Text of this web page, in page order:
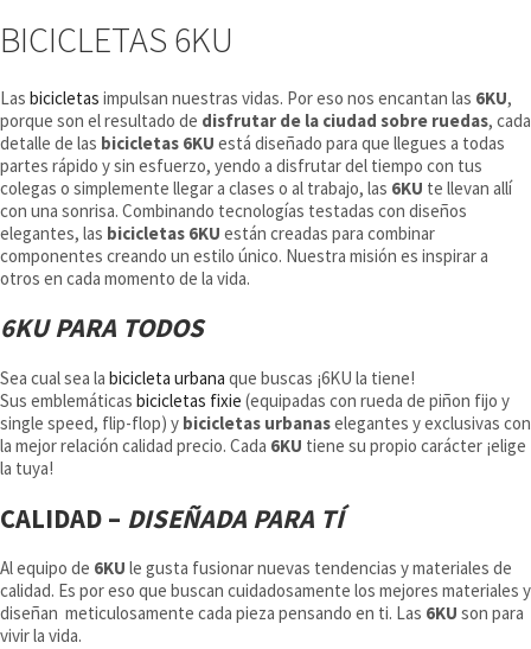
BICICLETAS 6KU
Las bicicletas impulsan nuestras vidas. Por eso nos encantan las 6KU,
porque son el resultado de disfrutar de la ciudad sobre ruedas, cada
detalle de las bicicletas 6KU está diseñado para que llegues a todas
partes rápido y sin esfuerzo, yendo a disfrutar del tiempo con tus
colegas o simplemente llegar a clases o al trabajo, las 6KU te llevan allí
con una sonrisa. Combinando tecnologías testadas con diseños
elegantes, las bicicletas 6KU están creadas para combinar
componentes creando un estilo único. Nuestra misión es inspirar a
otros en cada momento de la vida.
6KU PARA TODOS
Sea cual sea la bicicleta urbana que buscas ¡6KU la tiene!
Sus emblemáticas bicicletas fixie (equipadas con rueda de piñon fijo y
single speed, flip-flop) y bicicletas urbanaselegantes y exclusivas con
la mejor relación calidad precio. Cada 6KU tiene su propio carácter ¡elige
la tuya!
CALIDAD – DISEÑADA PARA TÍ
Al equipo de 6KU le gusta fusionar nuevas tendencias y materiales de
calidad. Es por eso que buscan cuidadosamente los mejores materiales y
diseñan meticulosamente cada pieza pensando en ti. Las 6KU son para
vivir la vida.